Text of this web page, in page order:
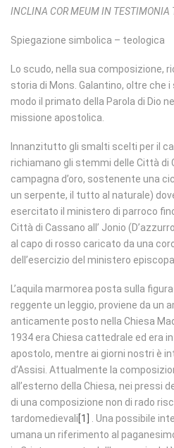
INCLINA COR MEUM IN TESTIMONIA
Spiegazione simbolica – teologica
Lo scudo, nella sua composizione,
storia di Mons. Galantino, oltre che
modo il primato della Parola di Dio
missione apostolica.
Innanzitutto gli smalti scelti per il
richiamano gli stemmi delle Città di
campagna d’oro, sostenente una
un serpente, il tutto al naturale)
esercitato il ministero di parroco
Città di Cassano all’ Jonio
al capo di rosso caricato da una
dell’esercizio del ministero
L’aquila marmorea posta sulla
reggente un leggio, proviene da un
anticamente posto nella Chiesa
1934 era Chiesa cattedrale ed era
apostolo, mentre ai giorni nostri è
d’Assisi. Attualmente la
all’esterno della Chiesa, nei pressi
di una composizione non di rado
tardomedievali [1]
. Una possibile
umana un riferimento al